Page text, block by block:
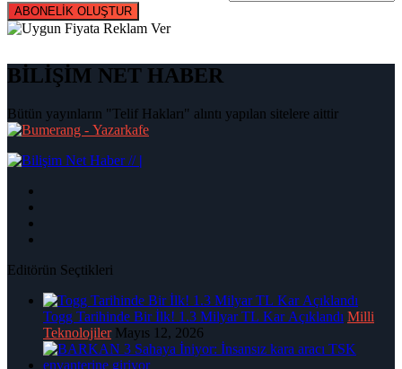
ABONELİK OLUŞTUR
BİLİŞİM NET HABER
Bütün yayınların "Telif Hakları" alıntı yapılan sitelere aittir
|
Editörün Seçtikleri
Togg Tarihinde Bir İlk! 1.3 Milyar TL Kar Açıklandı Milli
Teknolojiler Mayıs 12, 2026